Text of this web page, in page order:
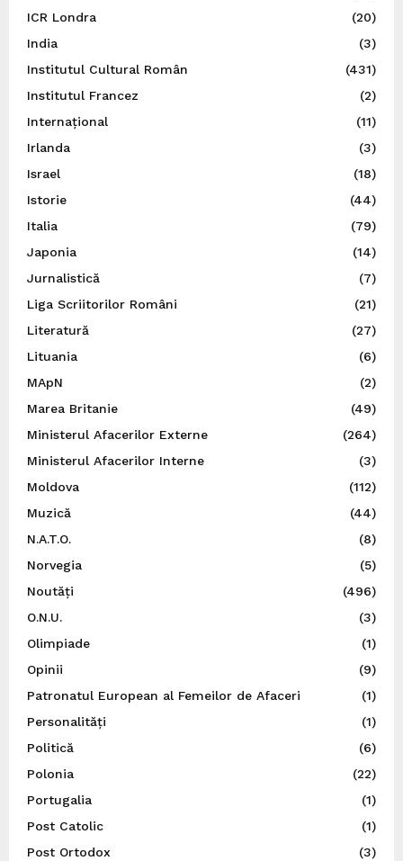
ICR Londra
(20)
India
(3)
Institutul Cultural Român
(431)
Institutul Francez
(2)
Internațional
(11)
Irlanda
(3)
Israel
(18)
Istorie
(44)
Italia
(79)
Japonia
(14)
Jurnalistică
(7)
Liga Scriitorilor Români
(21)
Literatură
(27)
Lituania
(6)
MApN
(2)
Marea Britanie
(49)
Ministerul Afacerilor Externe
(264)
Ministerul Afacerilor Interne
(3)
Moldova
(112)
Muzică
(44)
N.A.T.O.
(8)
Norvegia
(5)
Noutăți
(496)
O.N.U.
(3)
Olimpiade
(1)
Opinii
(9)
Patronatul European al Femeilor de Afaceri
(1)
Personalități
(1)
Politică
(6)
Polonia
(22)
Portugalia
(1)
Post Catolic
(1)
Post Ortodox
(3)